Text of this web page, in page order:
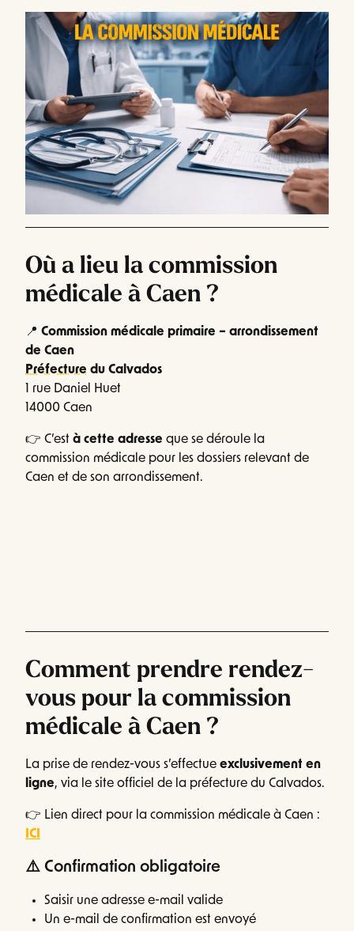
Où a lieu la commission
médicale à Caen ?
📍 Commission médicale primaire – arrondissement
de Caen
Préfecture du Calvados
1 rue Daniel Huet
14000 Caen
👉 C’est à cette adresse que se déroule la
commission médicale pour les dossiers relevant de
Caen et de son arrondissement.
Comment prendre rendez-
vous pour la commission
médicale à Caen ?
La prise de rendez-vous s’effectue exclusivement en
ligne, via le site officiel de la préfecture du Calvados.
👉 Lien direct pour la commission médicale à Caen :
ICI
⚠️ Confirmation obligatoire
Saisir une adresse e-mail valide
Un e-mail de confirmation est envoyé